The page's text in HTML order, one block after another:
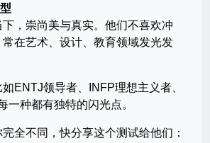
，崇尚美与真实。他们不喜欢冲
在艺术、设计、教育领域发光发
ENTJ领导者、INFP理想主义者、
种都有独特的闪光点。
全不同，快分享这个测试给他们：